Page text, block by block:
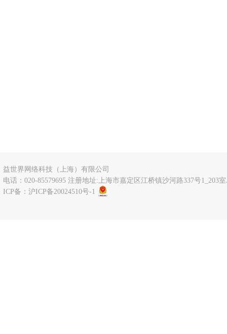
益世界网络科技（上海）有限公司
电话：020-85579695 注册地址:上海市嘉定区江桥镇沙河路337号1_203室
ICP备： 沪ICP备20024510号-1